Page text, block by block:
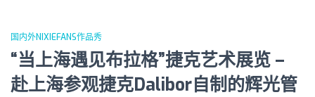
国内外NIXIEFANS作品秀
“当上海遇见布拉格”捷克艺术展览 –
赴上海参观捷克Dalibor自制的辉光管